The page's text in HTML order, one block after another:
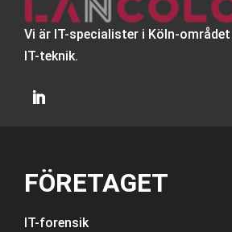
Vi är IT-specialister i Köln-
IT-teknik.
FÖRETAGET
IT-forensik